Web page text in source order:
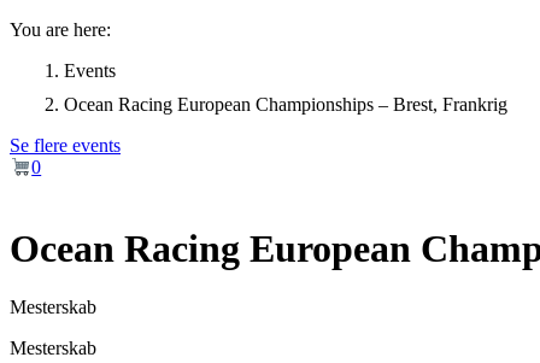
You are here:
Events
Ocean Racing European Championships – Brest, Frankrig
Se flere events
0
Ocean Racing European
Mesterskab
Mesterskab